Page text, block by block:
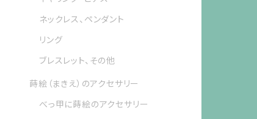
ネックレス、ペンダント
リング
ブレスレット、その他
蒔絵（まきえ）のアクセサリー
べっ甲に蒔絵のアクセサリー